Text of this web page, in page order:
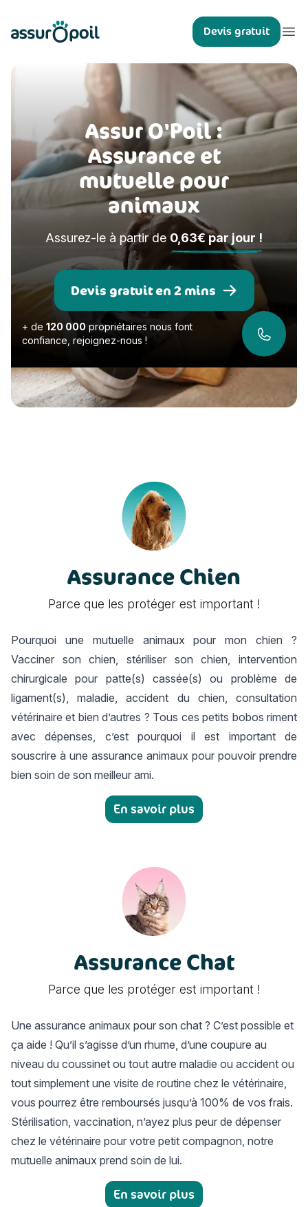
Assur O'Poil Devis gratuit
Assur O'Poil :
Assurance et
mutuelle pour
animaux
Assurez-le à partir de 0,63€ par jour !
Devis gratuit en 2 mins
Nous
+ de 120 000 propriétaires nous font
confiance, rejoignez-nous !
Assurance Chien
Parce que les protéger est important !
Pourquoi une mutuelle animauxpour mon chien ?
Vacciner son chien, stériliser son chien, intervention
chirurgicale pour patte(s) cassée(s) ou problème de
ligament(s), maladie,accident du chien, consultation
vétérinaire et bien d’autres ? Tous ces petits bobos riment
avec dépenses, c’est pourquoi il est important de
souscrire à une assurance animaux pour pouvoir prendre
bien soin de son meilleur ami.
En savoir plus
Assurance Chat
Parce que les protéger est important !
Une assurance animaux pour son chat ? C’est possible et
ça aide ! Qu’il s’agisse d’un rhume, d’une coupure au
niveau du coussinet ou tout autre maladie ou accident ou
tout simplement une visite de routine chez le vétérinaire,
vous pourrez être remboursés jusqu’à 100% de vos frais.
Stérilisation, vaccination, n’ayez plus peur de dépenser
chez le vétérinaire pour votre petit compagnon, notre
mutuelle animaux prend soin de lui.
En savoir plus